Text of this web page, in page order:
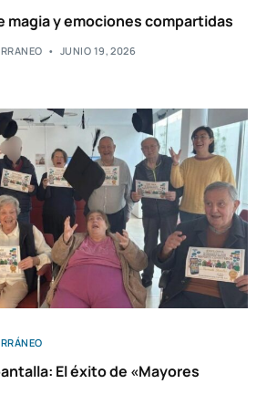
magia y emociones compartidas
JUNIO 19, 2026
El éxito de «Mayores